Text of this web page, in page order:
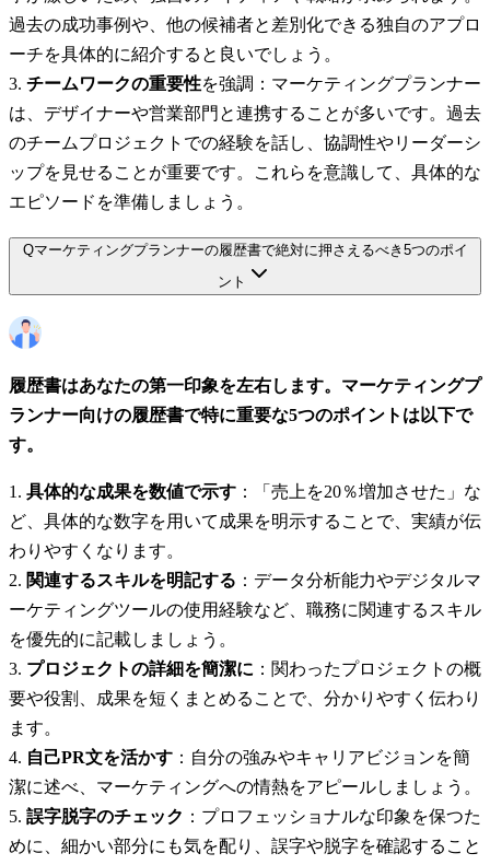
過去の成功事例や、他の候補者と差別化できる独自のアプロ
ーチを具体的に紹介すると良いでしょう。
チームワークの重要性を強調：マーケティングプランナー
は、デザイナーや営業部門と連携することが多いです。過去
のチームプロジェクトでの経験を話し、協調性やリーダーシ
ップを見せることが重要です。これらを意識して、具体的な
エピソードを準備しましょう。
Qマーケティングプランナーの履歴書で絶対に押さえるべき5つのポイ
ント
履歴書はあなたの第一印象を左右します。マーケティングプ
ランナー向けの履歴書で特に重要な5つのポイントは以下で
す。
具体的な成果を数値で示す ：「売上を20％増加させた」な
ど、具体的な数字を用いて成果を明示することで、実績が伝
わりやすくなります。
関連するスキルを明記する ：データ分析能力やデジタルマ
ーケティングツールの使用経験など、職務に関連するスキル
を優先的に記載しましょう。
プロジェクトの詳細を簡潔に ：関わったプロジェクトの概
要や役割、成果を短くまとめることで、分かりやすく伝わり
ます。
自己PR文を活かす ：自分の強みやキャリアビジョンを簡
潔に述べ、マーケティングへの情熱をアピールしましょう。
誤字脱字のチェック ：プロフェッショナルな印象を保つた
めに、細かい部分にも気を配り、誤字や脱字を確認すること